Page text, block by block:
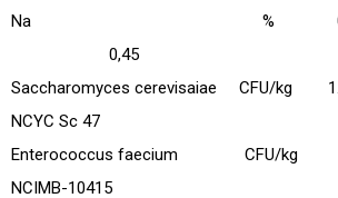
Na %
0,45
Saccharomyces cerevisaiae
CFU/kg
NCYC Sc 47
Enterococcus faecium
CFU/kg
NCIMB-10415